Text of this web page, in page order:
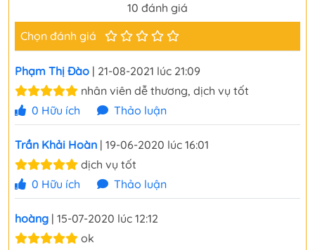
10 đánh giá
Chọn đánh giá
Phạm Thị Đào | 21-08-2021 lúc 21:09
nhân viên dễ thương, dịch vụ tốt
0 Hữu ích Thảo luận
Trần Khải Hoàn | 19-06-2020 lúc 16:01
dịch vụ tốt
0 Hữu ích Thảo luận
hoàng | 15-07-2020 lúc 12:12
ok